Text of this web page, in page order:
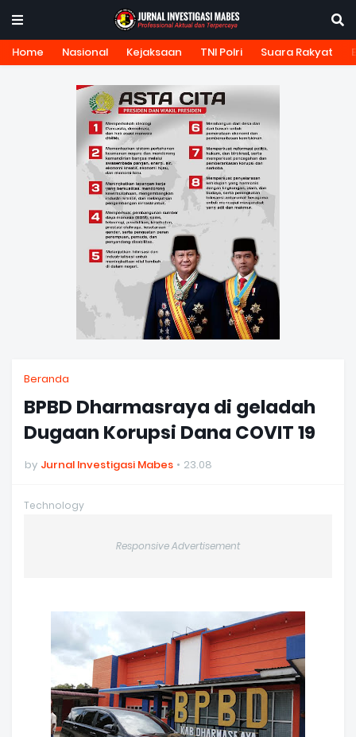
Home Nasional Kejaksaan TNI Polri Suara Rakyat
Beranda
BPBD Dharmasraya di geladah
Dugaan Korupsi Dana COVIT 19
by Jurnal Investigasi Mabes 23.08
Technology
Responsive Advertisement